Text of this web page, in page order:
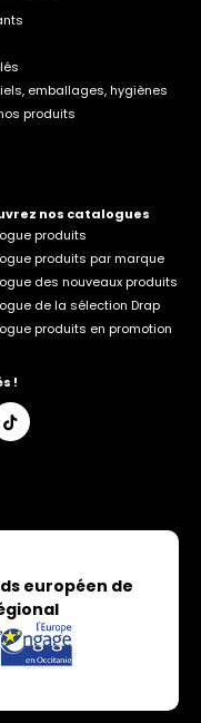
emballages, hygiènes
produits
nos catalogues
produits
produits par marque
des nouveaux produits
de la sélection Drap
produits en promotion
!
européen de